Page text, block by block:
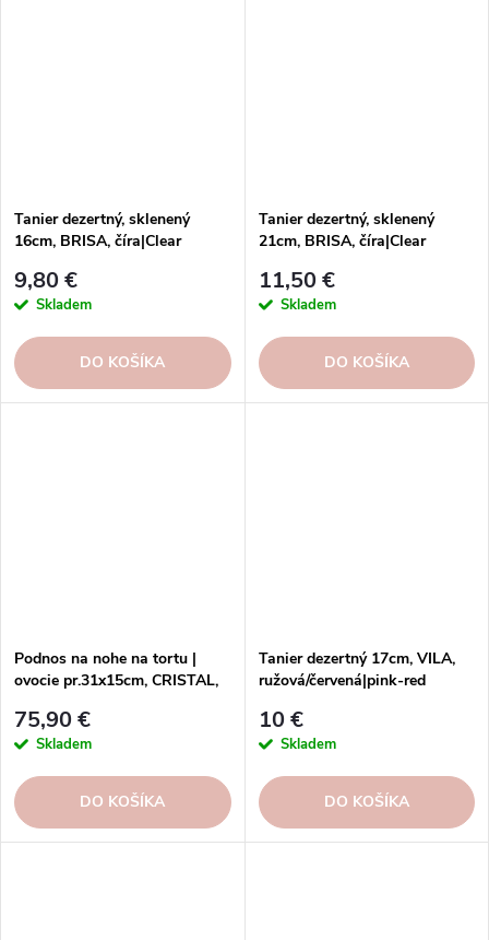
Tanier dezertný, sklenený
16cm, BRISA, číra|Clear
9,80 €
Skladem
DO KOŠÍKA
Tanier dezertný, sklenený
21cm, BRISA, číra|Clear
11,50 €
Skladem
DO KOŠÍKA
Podnos na nohe na tortu |
ovocie pr.31x15cm, CRISTAL,
75,90 €
Skladem
DO KOŠÍKA
Tanier dezertný 17cm, VILA,
ružová/červená|pink-red
10 €
Skladem
DO KOŠÍKA